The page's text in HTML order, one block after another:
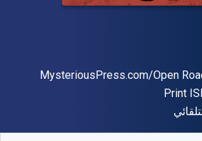
MysteriousPress.com/Open
Print